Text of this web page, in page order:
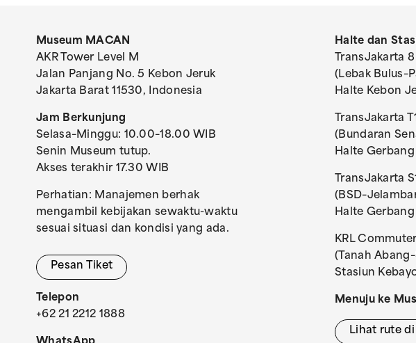
Museum MACAN
AKR Tower Level M
Jalan Panjang No. 5 Kebon Jeruk
Jakarta Barat 11530, Indonesia
Jam Berkunjung
Selasa–Minggu: 10.00–18.00 WIB
Senin Museum tutup.
Akses terakhir 17.30 WIB
Perhatian: Manajemen berhak
mengambil kebijakan sewaktu-waktu
sesuai situasi dan kondisi yang ada.
Pesan Tiket
Telepon
+62 21 2212 1888
Halte dan
TransJakarta 8
(Lebak
Halte Kebon
TransJakarta
(Bundaran
Halte Gerbang
TransJakarta
Halte Gerbang
KRL
(Tanah
Stasiun
Menuju ke
Lihat rute